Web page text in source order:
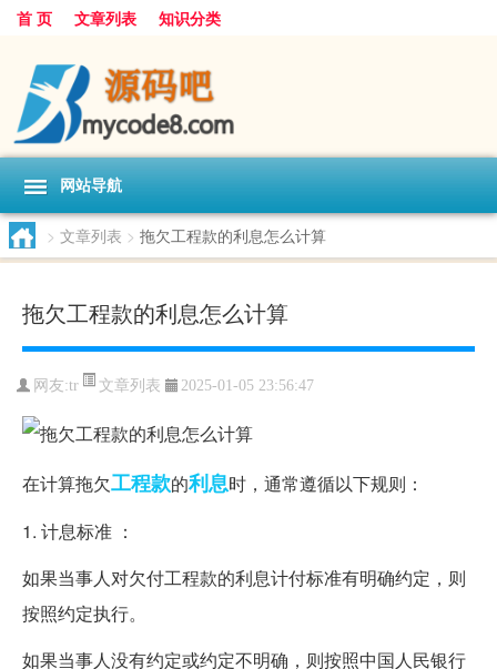
首 页 文章列表 知识分类
网站导航
> 文章列表 > 拖欠工程款的利息怎么计算
拖欠工程款的利息怎么计算
网友:tr 文章列表 2025-01-05 23:56:47
在计算拖欠工程款的利息时，通常遵循以下规则：
1. 计息标准 ：
如果当事人对欠付工程款的利息计付标准有明确约定，则
按照约定执行。
如果当事人没有约定或约定不明确，则按照中国人民银行